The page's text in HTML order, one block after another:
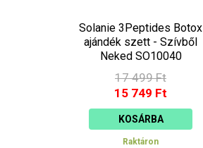
Solanie 3Peptides Botox
ajándék szett - Szívből
Neked SO10040
17 499 Ft
15 749 Ft
KOSÁRBA
Raktáron